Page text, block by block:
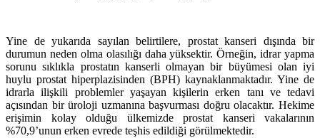
Yine de yukarıda sayılan belirtilere, prostat kanseri dışında bir
durumun neden olma olasılığı daha yüksektir. Örneğin, idrar yapma
sorunu sıklıkla prostatın kanserli olmayan bir büyümesi olan iyi
huylu prostat hiperplazisinden (BPH) kaynaklanmaktadır. Yine de
idrarla ilişkili problemler yaşayan kişilerin erken tanı ve tedavi
açısından bir üroloji uzmanına başvurması doğru olacaktır. Hekime
erişimin kolay olduğu ülkemizde prostat kanseri vakalarının
%70,9’unun erken evrede teşhis edildiği görülmektedir.